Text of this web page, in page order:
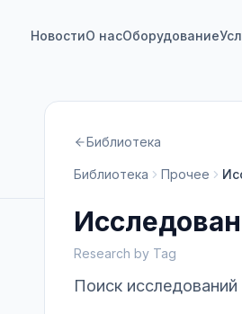
НовостиО насОборудование
Библиотека
Библиотека Прочее
Research by Tag
Поиск